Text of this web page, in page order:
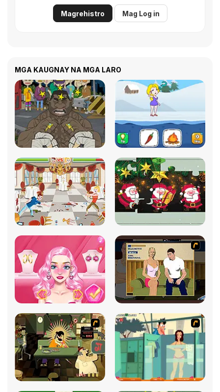
Magrehistro Mag Log in
MGA KAUGNAY NA MGA LARO